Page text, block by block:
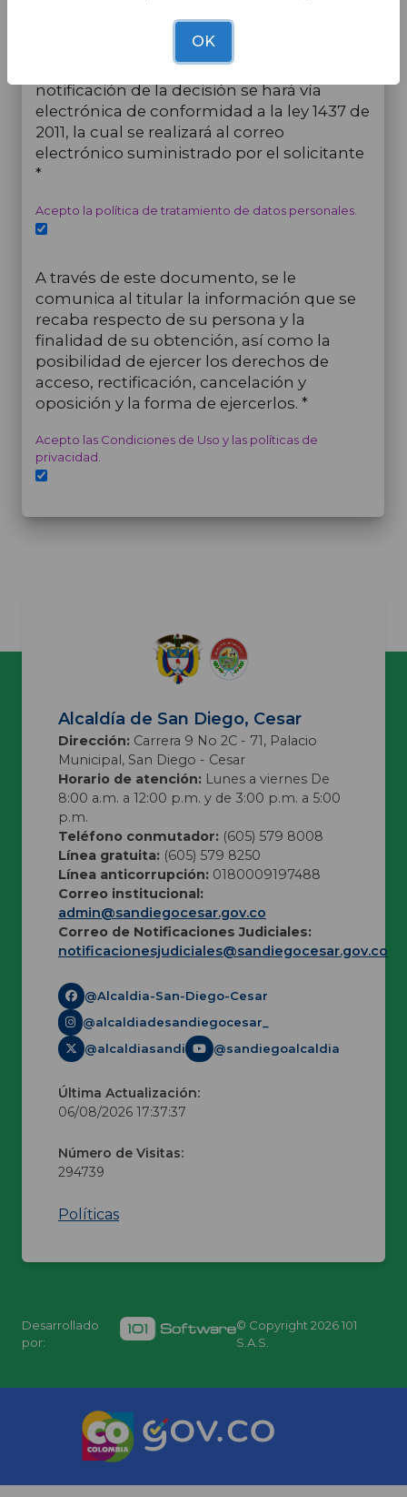
Aceptación de términos
El usuario acepta expresamente que la
notificación de la decisión se hará vía
electrónica de conformidad a la ley 1437 de
2011, la cual se realizará al correo
electrónico suministrado por el solicitante
*
Acepto la política de tratamiento de datos personales.
A través de este documento, se le
comunica al titular la información que se
recaba respecto de su persona y la
finalidad de su obtención, así como la
posibilidad de ejercer los derechos de
acceso, rectificación, cancelación y
oposición y la forma de ejercerlos. *
Acepto las Condiciones de Uso y las políticas de
privacidad.
Alcaldía de San Diego, Cesar
Dirección: Carrera 9 No 2C - 71, Palacio
Municipal, San Diego - Cesar
Horario de atención: Lunes a viernes De
8:00 a.m. a 12:00 p.m. y de 3:00 p.m. a 5:00
p.m.
Teléfono conmutador: (605) 579 8008
Línea gratuita: (605) 579 8250
Línea anticorrupción: 0180009197488
Correo institucional:
admin@sandiegocesar.gov.co
Correo de Notificaciones Judiciales:
notificacionesjudiciales@sandiegocesar.gov.co
@Alcaldia-San-Diego-Cesar
@alcaldiadesandiegocesar_
@alcaldiasandi
@sandiegoalcaldia
Última Actualización:
06/08/2026 17:37:37
Número de Visitas:
294739
Políticas
Desarrollado
por:
© Copyright2026 101
S.A.S.
OK